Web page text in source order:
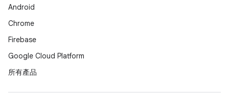
Android
Chrome
Firebase
Google Cloud Platform
所有產品